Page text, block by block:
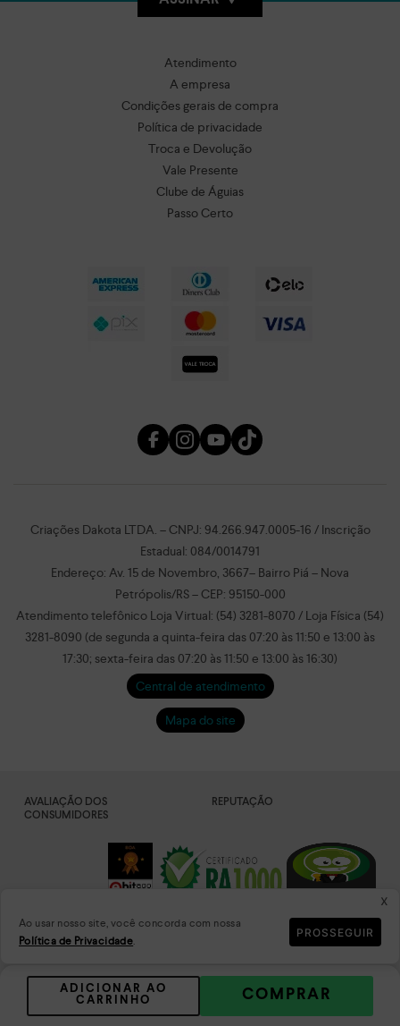
x
Ao usar nosso site, você concorda com nossa
Política de Privacidade.
PROSSEGUIR
ADICIONAR AO
CARRINHO
COMPRAR
Atendimento
A empresa
Condições gerais de compra
Política de privacidade
Troca e Devolução
Vale Presente
Clube de Águias
Passo Certo
Criações Dakota LTDA. – CNPJ: 94.266.947.0005-16 / Inscrição
Estadual: 084/0014791
Endereço: Av. 15 de Novembro, 3667– Bairro Piá – Nova
Petrópolis/RS – CEP: 95150-000
Atendimento telefônico Loja Virtual: (54) 3281-8070 / Loja Física (54)
3281-8090 (de segunda a quinta-feira das 07:20 às 11:50 e 13:00 às
17:30; sexta-feira das 07:20 às 11:50 e 13:00 às 16:30)
Central de atendimento
Mapa do site
AVALIAÇÃO DOS
CONSUMIDORES
REPUTAÇÃO
DADOS